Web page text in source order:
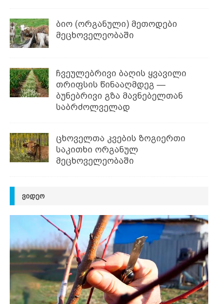
ბიო (ორგანული) მეთოდები
მეცხოველეობაში
ჩვეულებრივი ბაღის ყვავილი
თრიფსის წინააღმდეგ —
ბუნებრივი გზა მავნებელთან
საბრძოლველად
ცხოველთა კვების ზოგიერთი
საკითხი ორგანულ
მეცხოველეობაში
ᲕᲘᲓᲔᲝ